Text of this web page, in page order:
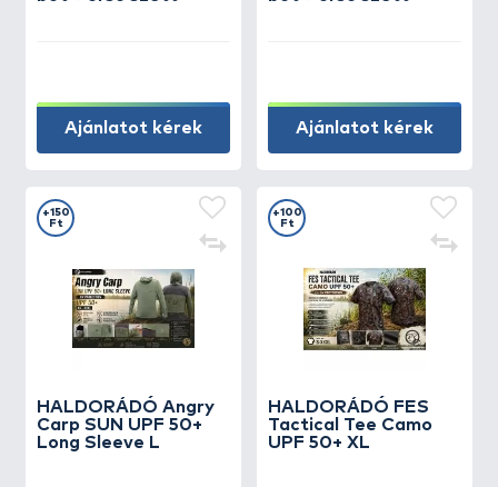
Ajánlatot kérek Ajánlatot kérek
HALDORÁDÓ Angry
Carp SUN UPF 50+
Long Sleeve L
+150
Ft
HALDORÁDÓ FES
Tactical Tee Camo
UPF 50+ XL
+100
Ft